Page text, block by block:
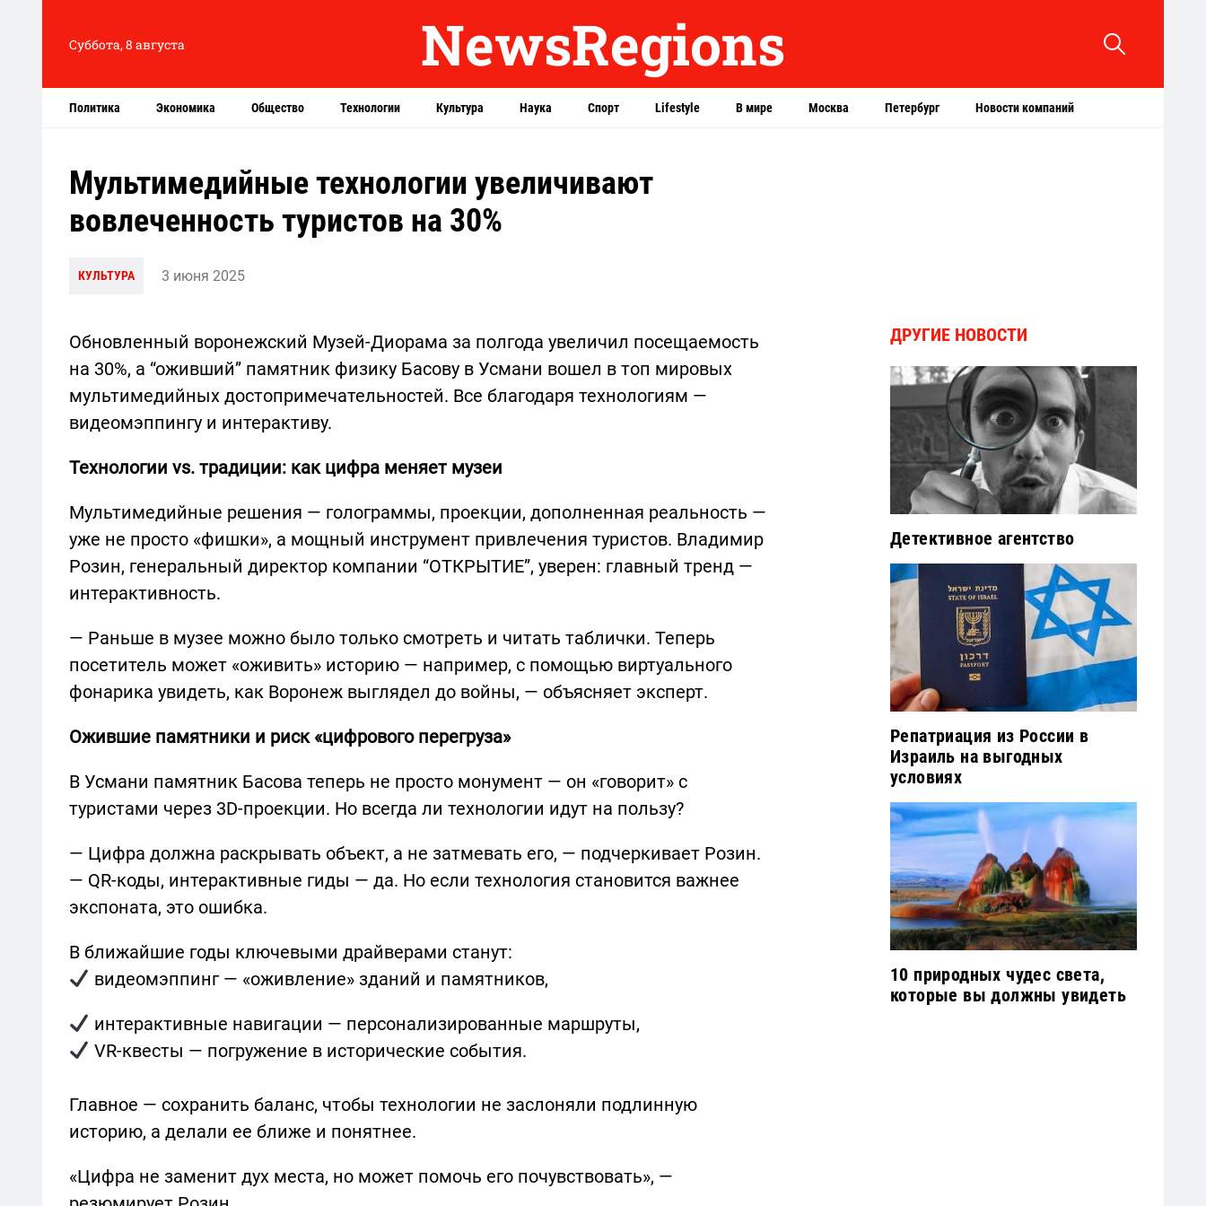
Суббота, 8 августа NewsRegions
Политика Экономика Общество Технологии Культура Наука Спорт Lifestyle В мире Москва Петербург Новости компаний
Мультимедийные технологии увеличивают
вовлеченность туристов на 30%
КУЛЬТУРА 3 июня 2025
Обновленный воронежский Музей-Диорама за полгода увеличил посещаемость
на 30%, а “оживший” памятник физику Басову в Усмани вошел в топ мировых
мультимедийных достопримечательностей. Все благодаря технологиям —
видеомэппингу и интерактиву.
Технологии vs. традиции: как цифра меняет музеи
Мультимедийные решения — голограммы, проекции, дополненная реальность —
уже не просто «фишки», а мощный инструмент привлечения туристов. Владимир
Розин, генеральный директор компании “ОТКРЫТИЕ”, уверен: главный тренд —
интерактивность.
— Раньше в музее можно было только смотреть и читать таблички. Теперь
посетитель может «оживить» историю — например, с помощью виртуального
фонарика увидеть, как Воронеж выглядел до войны, — объясняет эксперт.
Ожившие памятники и риск «цифрового перегруза»
В Усмани памятник Басова теперь не просто монумент — он «говорит» с
туристами через 3D-проекции. Но всегда ли технологии идут на пользу?
— Цифра должна раскрывать объект, а не затмевать его, — подчеркивает Розин.
— QR-коды, интерактивные гиды — да. Но если технология становится важнее
экспоната, это ошибка.
В ближайшие годы ключевыми драйверами станут:
видеомэппинг — «оживление» зданий и памятников,
интерактивные навигации — персонализированные маршруты,
VR-квесты — погружение в исторические события.
Главное — сохранить баланс, чтобы технологии не заслоняли подлинную
историю, а делали ее ближе и понятнее.
«Цифра не заменит дух места, но может помочь его почувствовать», —
ДРУГИЕ НОВОСТИ
Детективное агентство
Репатриация из России в
Израиль на выгодных
условиях
10 природных чудес света,
которые вы должны увидеть